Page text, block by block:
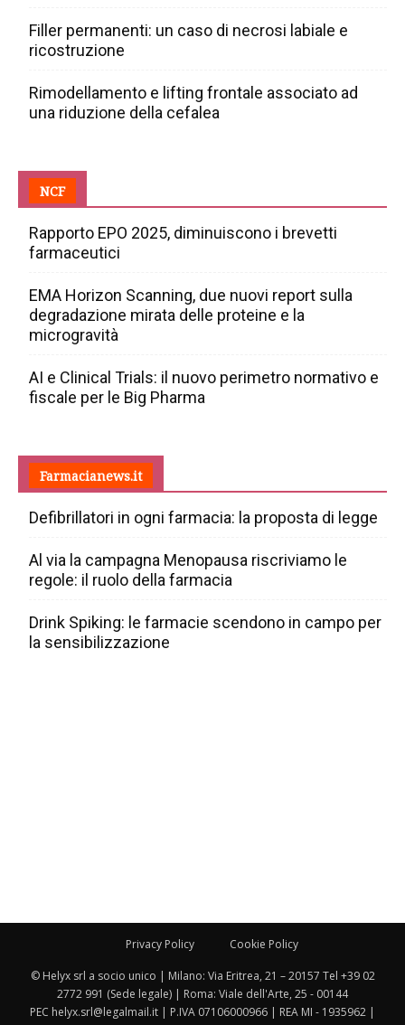
Filler permanenti: un caso di necrosi labiale e
ricostruzione
Rimodellamento e lifting frontale associato ad
una riduzione della cefalea
NCF
Rapporto EPO 2025, diminuiscono i brevetti
farmaceutici
EMA Horizon Scanning, due nuovi report sulla
degradazione mirata delle proteine e la
microgravità
AI e Clinical Trials: il nuovo perimetro normativo e
fiscale per le Big Pharma
Farmacianews.it
Defibrillatori in ogni farmacia: la proposta di legge
Al via la campagna Menopausa riscriviamo le
regole: il ruolo della farmacia
Drink Spiking: le farmacie scendono in campo per
la sensibilizzazione
Privacy Policy Cookie Policy
© Helyx srl a socio unico | Milano: Via Eritrea, 21 – 20157 Tel +39 02
2772 991 (Sede legale) | Roma: Viale dell'Arte, 25 - 00144
PEC helyx.srl@legalmail.it | P.IVA 07106000966 | REA MI - 1935962 |